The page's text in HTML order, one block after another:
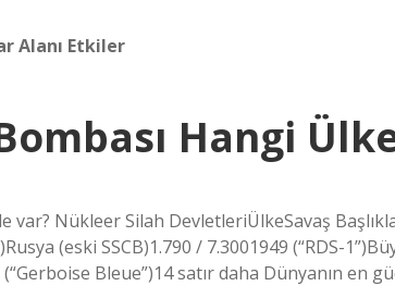
Alanı Etkiler
Hangi
var? Nükleer Silah DevletleriÜlkeSavaş
(eski SSCB)1.790 / 7.3001949 (“RDS-
Bleue”)14 satır daha Dünyanın en